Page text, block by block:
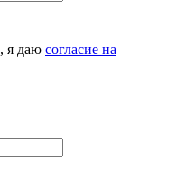
, я даю согласие на